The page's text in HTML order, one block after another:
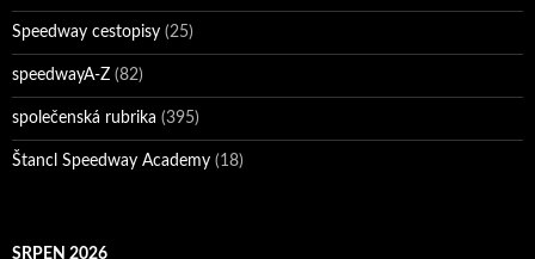
Speedway cestopisy (25)
speedwayA-Z (82)
společenská rubrika (395)
Štancl Speedway Academy (18)
SRPEN 2026